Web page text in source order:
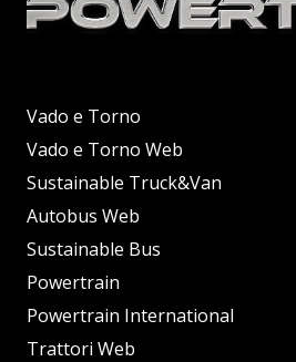
Vado e Torno
Vado e Torno Web
Sustainable Truck&Van
Autobus Web
Sustainable Bus
Powertrain
Powertrain International
Trattori Web